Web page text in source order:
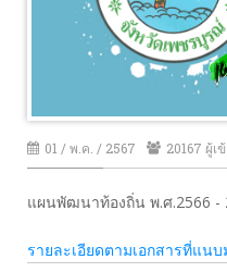
01 / พ.ค. / 2567 20167 ผู้เ
แผนพัฒนาท้องถิ่น พ.ศ.2566 -
รายละเอียดตามเอกสารที่แน